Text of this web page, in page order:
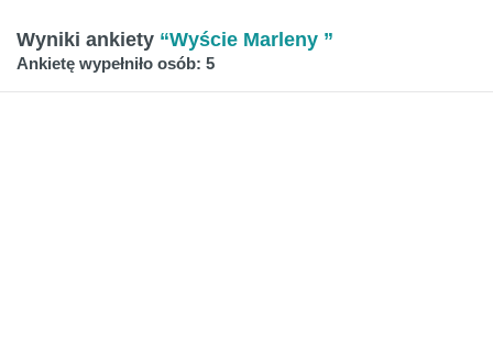
Wyniki ankiety “Wyście Marleny ”
Ankietę wypełniło osób: 5